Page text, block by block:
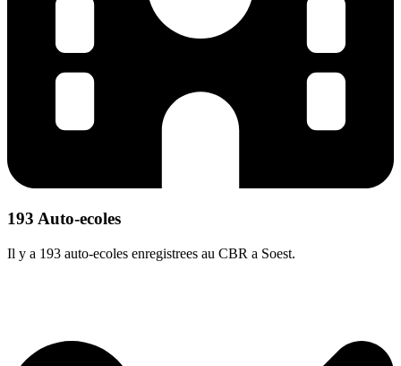
193 Auto-ecoles
Il y a 193 auto-ecoles enregistrees au CBR a Soest.